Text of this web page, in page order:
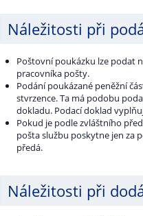
Náležitosti při
Poštovní poukázku lze podat
pracovníka pošty.
Podání poukázané peněžní
stvrzence. Ta má podobu
dokladu. Podací doklad
Pokud je podle zvláštního
pošta službu poskytne jen za
předá.
Náležitosti při